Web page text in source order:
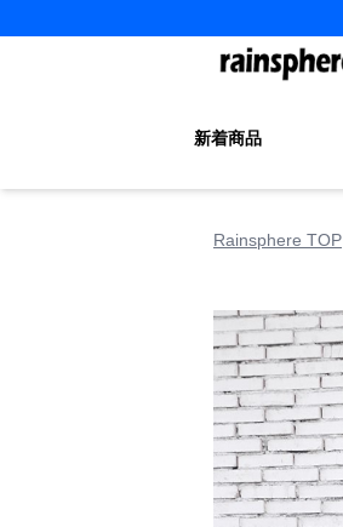
新着商品
Rainsphere TOP